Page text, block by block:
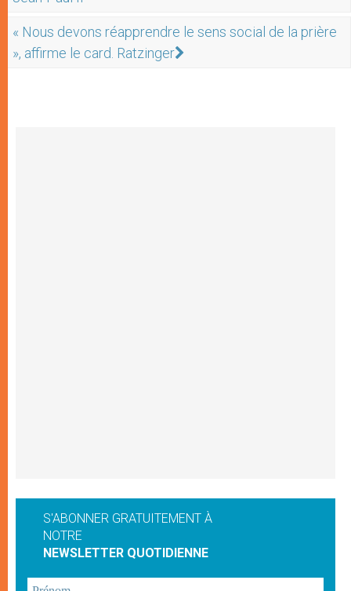
« Nous devons réapprendre le sens social de la prière
», affirme le card. Ratzinger
S'ABONNER GRATUITEMENT À
NOTRE
NEWSLETTER QUOTIDIENNE